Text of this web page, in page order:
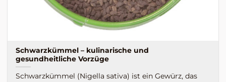
Schwarzkümmel – kulinarische und
gesundheitliche Vorzüge
Schwarzkümmel (Nigella sativa) ist ein Gewürz, das